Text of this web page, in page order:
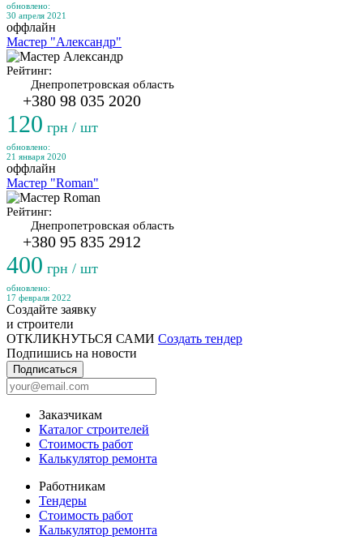
обновлено:
30 апреля 2021
оффлайн
Мастер "Александр"
Рейтинг:
Днепропетровская область
+380 98 035 2020
120 грн / шт
обновлено:
21 января 2020
оффлайн
Мастер "Roman"
Рейтинг:
Днепропетровская область
+380 95 835 2912
400 грн / шт
обновлено:
17 февраля 2022
Создайте заявку
и строители
ОТКЛИКНУТЬСЯ САМИ Создать тендер
Подпишись на новости
Подписаться
Заказчикам
Каталог строителей
Стоимость работ
Калькулятор ремонта
Работникам
Тендеры
Стоимость работ
Калькулятор ремонта